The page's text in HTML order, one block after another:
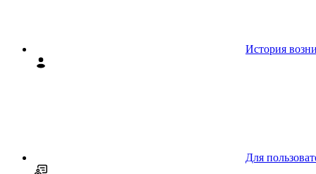
История
Для